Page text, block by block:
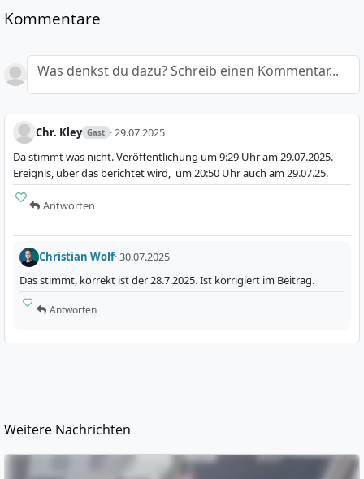
Kommentare
Was denkst du dazu? Schreib einen Kommentar...
Chr. Kley Gast · 29.07.2025
Da stimmt was nicht. Veröffentlichung um 9:29 Uhr am 29.07.2025.
Ereignis, über das berichtet wird, um 20:50 Uhr auch am 29.07.25.
Antworten
Christian Wolf· 30.07.2025
Das stimmt, korrekt ist der 28.7.2025. Ist korrigiert im Beitrag.
Antworten
Weitere Nachrichten